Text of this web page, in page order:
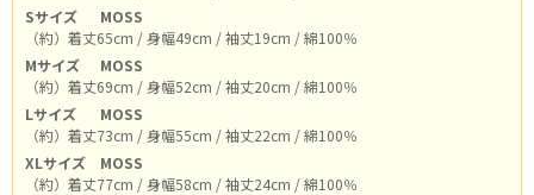
Sサイズ
MOSS
（約）着丈65cm / 身幅49cm / 袖丈19cm / 綿100％
Mサイズ
MOSS
（約）着丈69cm / 身幅52cm / 袖丈20cm / 綿100％
Lサイズ
MOSS
（約）着丈73cm / 身幅55cm / 袖丈22cm / 綿100％
XLサイズ
MOSS
（約）着丈77cm / 身幅58cm / 袖丈24cm / 綿100％